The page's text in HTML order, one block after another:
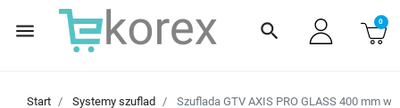
menu search 0
Start Systemy szuflad Szuflada GTV AXIS PRO GLASS 400 mm